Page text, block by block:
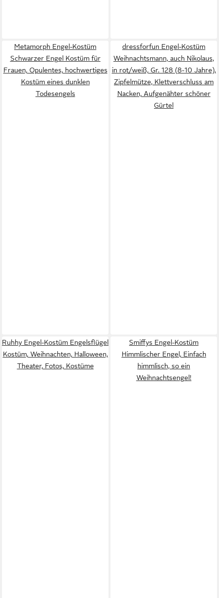
Metamorph Engel-Kostüm
Schwarzer Engel Kostüm für
Frauen, Opulentes, hochwertiges
Kostüm eines dunklen
Todesengels
dressforfun Engel-Kostüm
Weihnachtsmann, auch Nikolaus,
in rot/weiß, Gr. 128 (8-10 Jahre),
Zipfelmütze, Klettverschluss am
Nacken, Aufgenähter schöner
Gürtel
Ruhhy Engel-Kostüm Engelsflügel
Kostüm, Weihnachten, Halloween,
Theater, Fotos, Kostüme
Smiffys Engel-Kostüm
Himmlischer Engel, Einfach
himmlisch, so ein
Weihnachtsengel!